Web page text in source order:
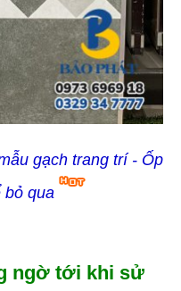
gạch trang trí - Ốp
bỏ qua
ngờ tới khi sử